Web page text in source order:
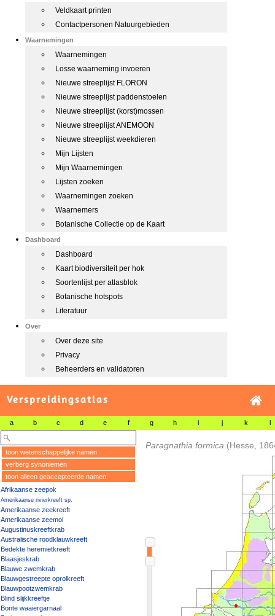
Veldkaart printen
Contactpersonen Natuurgebieden
Waarnemingen
Waarnemingen
Losse waarneming invoeren
Nieuwe streeplijst FLORON
Nieuwe streeplijst paddenstoelen
Nieuwe streeplijst (korst)mossen
Nieuwe streeplijst ANEMOON
Nieuwe streeplijst weekdieren
Mijn Lijsten
Mijn Waarnemingen
Lijsten zoeken
Waarnemingen zoeken
Waarnemers
Botanische Collectie op de Kaart
Dashboard
Dashboard
Kaart biodiversiteit per hok
Soortenlijst per atlasblok
Botanische hotspots
Literatuur
Over
Over deze site
Privacy
Beheerders en validatoren
Verspreidingsatlas
a b c d e f g h i j k l
toon wetenschappelijke namen
verberg synoniemen
toon alleen geaccepteerde namen
Afrikaanse zeepok
Amerikaanse rivierkreeft sp.
Amerikaanse zeekreeft
Amerikaanse zeemol
Augustinuskreeftkrab
Australische roodklauwkreeft
Bedekte heremietkreeft
Blaasjeskrab
Blauwe zwemkrab
Blauwgestreepte oprolkreeft
Blauwpootzwemkrab
Blind slijkkreeftje
Bonte waaiergarnaal
Paragnathia formica (Hesse,